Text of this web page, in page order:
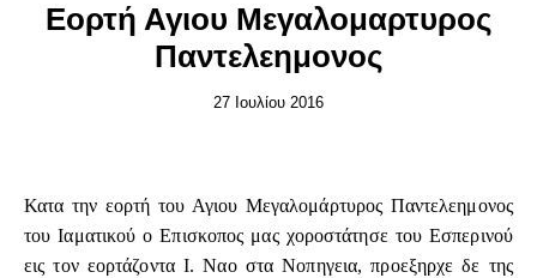
Εορτή Αγιου Μεγαλομαρτυρος
Παντελεημονος
27 Ιουλίου 2016
Κατα την εορτή του Αγιου Μεγαλομάρτυρος Παντελεημονος
του Ιαματικού ο Επισκοπος μας χοροστάτησε του Εσπερινού
εις τον εορτάζοντα Ι. Ναο στα Νοπηγεια, προεξηρχε δε της